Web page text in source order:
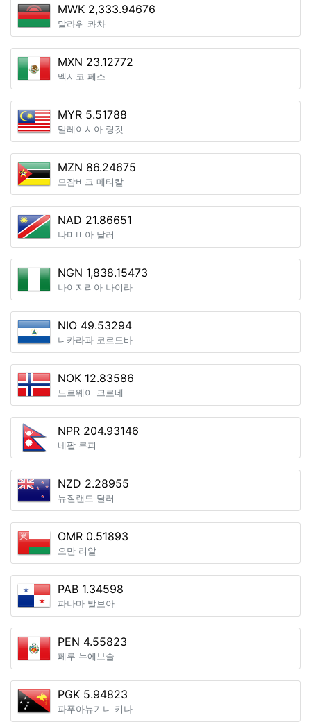
MWK 2,333.94676
말라위 콰차
MXN 23.12772
멕시코 페소
MYR 5.51788
말레이시아 링깃
MZN 86.24675
모잠비크 메티칼
NAD 21.86651
나미비아 달러
NGN 1,838.15473
나이지리아 나이라
NIO 49.53294
니카라과 코르도바
NOK 12.83586
노르웨이 크로네
NPR 204.93146
네팔 루피
NZD 2.28955
뉴질랜드 달러
OMR 0.51893
오만 리알
PAB 1.34598
파나마 발보아
PEN 4.55823
페루 누에보솔
PGK 5.94823
파푸아뉴기니 키나